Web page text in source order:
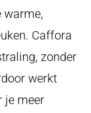
warme,
Caffora
zonder
werkt
je meer